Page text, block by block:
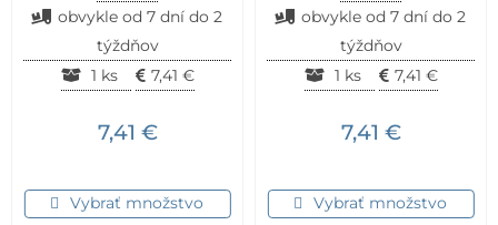
obvykle od 7 dní do 2
týždňov
1 ks
7,41 €
7,41 €
Vybrať množstvo
obvykle od 7 dní do 2
týždňov
1 ks
7,41 €
7,41 €
Vybrať množstvo